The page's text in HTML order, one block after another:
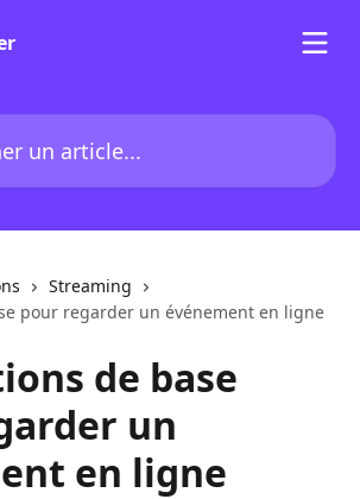
Streaming
pour regarder un événement en ligne
de base
un
en ligne